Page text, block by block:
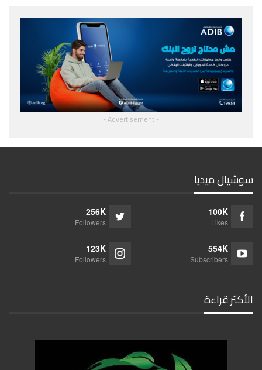
- Advertisement -
سوشيال ميديا
100K
Likes
256K
Followers
554K
Subscribers
123K
Followers
الأكثر قراءة